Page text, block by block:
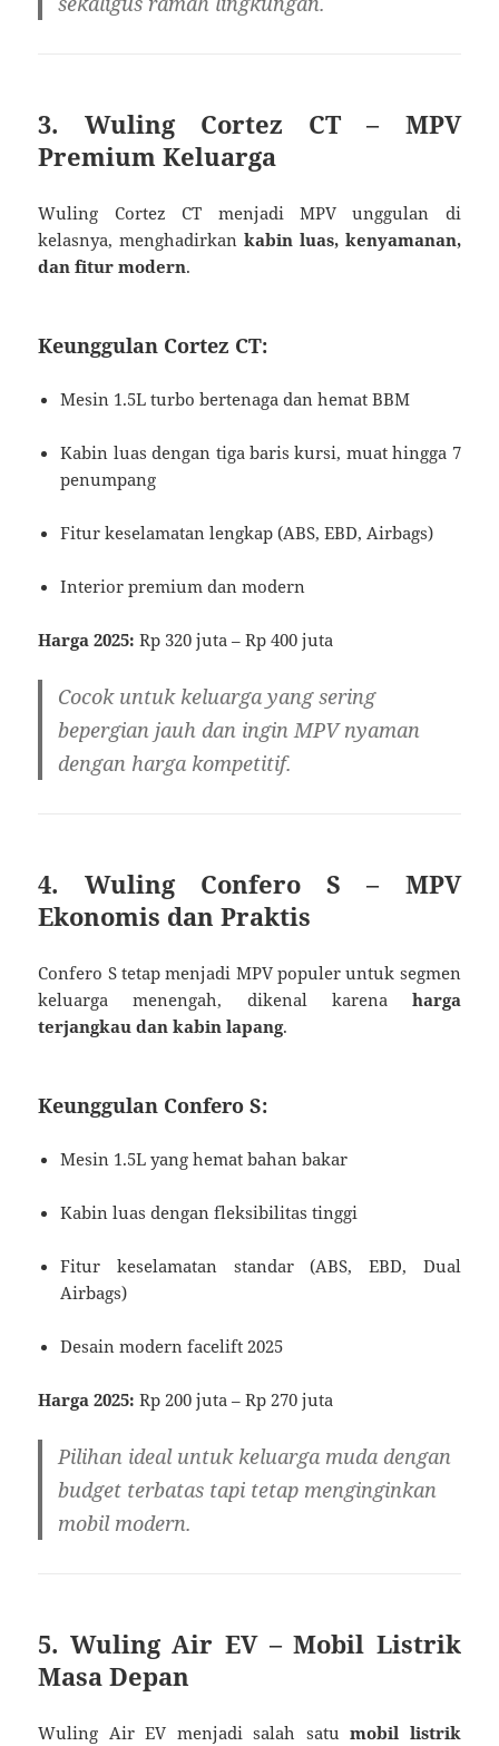
3. Wuling Cortez CT – MPV
Premium Keluarga
Wuling Cortez CT menjadi MPV unggulan di
kelasnya, menghadirkan kabin luas, kenyamanan,
dan fitur modern.
Keunggulan Cortez CT:
Mesin 1.5L turbo bertenaga dan hemat BBM
Kabin luas dengan tiga baris kursi, muat hingga 7
penumpang
Fitur keselamatan lengkap (ABS, EBD, Airbags)
Interior premium dan modern
Harga 2025: Rp 320 juta – Rp 400 juta
Cocok untuk keluarga yang sering
bepergian jauh dan ingin MPV nyaman
dengan harga kompetitif.
4. Wuling Confero S – MPV
Ekonomis dan Praktis
Confero S tetap menjadi MPV populer untuk segmen
keluarga menengah, dikenal karena harga
terjangkau dan kabin lapang.
Keunggulan Confero S:
Mesin 1.5L yang hemat bahan bakar
Kabin luas dengan fleksibilitas tinggi
Fitur keselamatan standar (ABS, EBD, Dual
Airbags)
Desain modern facelift 2025
Harga 2025: Rp 200 juta – Rp 270 juta
Pilihan ideal untuk keluarga muda dengan
budget terbatas tapi tetap menginginkan
mobil modern.
5. Wuling Air EV – Mobil Listrik
Masa Depan
Wuling Air EV menjadi salah satumobil listrik